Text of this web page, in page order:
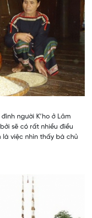
người K’ho ở Lâm
sẽ có rất nhiều điều
việc nhìn thấy bà chủ